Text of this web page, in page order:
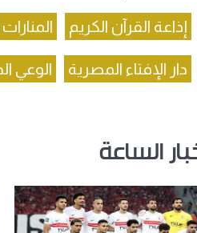
إذاعة القرآن الكريم
دار الإفتاء المصرية الوعي
الساعة